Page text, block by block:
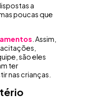
a
poucas que
. Assim,
são eles
ter
nas crianças.